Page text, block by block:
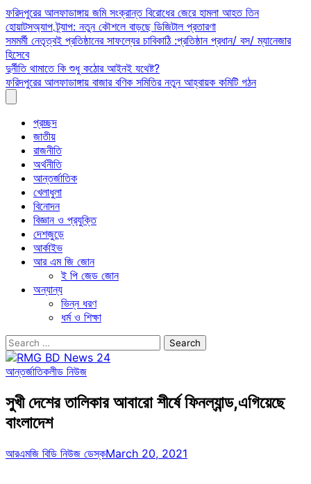
Skip
to
content
ফরিদপুরের আলফাডাঙ্গায় জমি সংক্রান্ত বিরোধের জেরে হামলা আহত তিন
হোয়াটসঅ্যাপ ট্র্যাপ: নতুন কৌশলে বাড়ছে ডিজিটাল প্রতারণা
সমমর্মী নেতৃত্বই প্রতিষ্ঠানের সাফল্যের চাবিকাঠি :প্রতিষ্ঠান প্রধান/ বস/ ম্যানেজার
হিসেবে
দুর্নীতি থামাতে কি শুধু কঠোর আইনই যথেষ্ট?
ফরিদপুরের আলফাডাঙ্গায় বাজার বণিক সমিতির নতুন আহ্বায়ক কমিটি গঠন
প্রচ্ছদ
জাতীয়
রাজনীতি
অর্থনীতি
আন্তর্জাতিক
খেলাধুলা
বিনোদন
বিজ্ঞান ও প্রযুক্তি
দেশজুড়ে
আর্কাইভ
আর এম জি জোন
ই পি জেড জোন
অন্যান্য
ভিন্ন ধরণ
ধর্ম ও শিক্ষা
Search
for:
আন্তর্জাতিকলীড নিউজ
সুখী দেশের তালিকার আবারো শীর্ষে ফিনল্যান্ড,এগিয়েছে
বাংলাদেশ
আরএমজি বিডি নিউজ ডেস্কMarch 20, 2021